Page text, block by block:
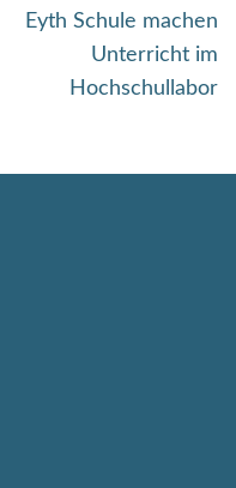
Eyth Schule machen
Unterricht im
Hochschullabor